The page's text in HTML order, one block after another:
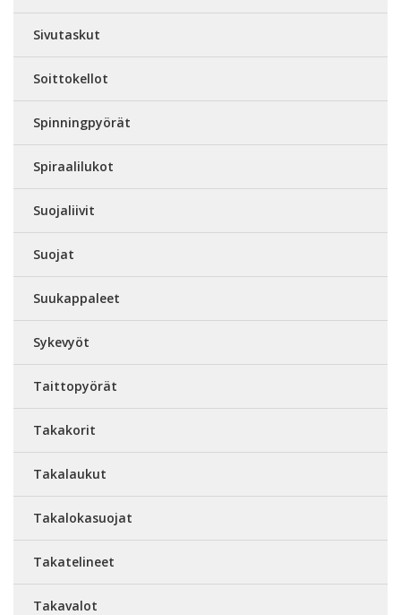
Sivutaskut
Soittokellot
Spinningpyörät
Spiraalilukot
Suojaliivit
Suojat
Suukappaleet
Sykevyöt
Taittopyörät
Takakorit
Takalaukut
Takalokasuojat
Takatelineet
Takavalot